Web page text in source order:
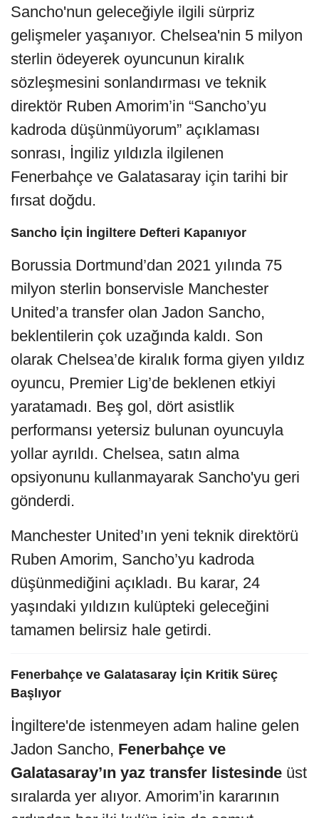
Sancho'nun geleceğiyle ilgili sürpriz
gelişmeler yaşanıyor. Chelsea'nin 5 milyon
sterlin ödeyerek oyuncunun kiralık
sözleşmesini sonlandırması ve teknik
direktör Ruben Amorim’in “Sancho’yu
kadroda düşünmüyorum” açıklaması
sonrası, İngiliz yıldızla ilgilenen
Fenerbahçe ve Galatasaray için tarihi bir
fırsat doğdu.
Sancho İçin İngiltere Defteri Kapanıyor
Borussia Dortmund’dan 2021 yılında 75
milyon sterlin bonservisle Manchester
United’a transfer olan Jadon Sancho,
beklentilerin çok uzağında kaldı. Son
olarak Chelsea’de kiralık forma giyen yıldız
oyuncu, Premier Lig’de beklenen etkiyi
yaratamadı. Beş gol, dört asistlik
performansı yetersiz bulunan oyuncuyla
yollar ayrıldı. Chelsea, satın alma
opsiyonunu kullanmayarak Sancho'yu geri
gönderdi.
Manchester United’ın yeni teknik direktörü
Ruben Amorim, Sancho’yu kadroda
düşünmediğini açıkladı. Bu karar, 24
yaşındaki yıldızın kulüpteki geleceğini
tamamen belirsiz hale getirdi.
Fenerbahçe ve Galatasaray İçin Kritik Süreç
Başlıyor
İngiltere'de istenmeyen adam haline gelen
Jadon Sancho, Fenerbahçe ve
Galatasaray’ın yaz transfer listesinde üst
sıralarda yer alıyor. Amorim’in kararının